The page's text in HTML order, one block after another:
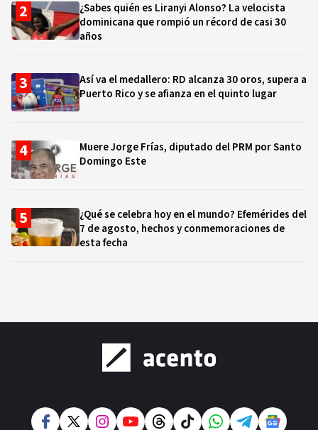
¿Sabes quién es Liranyi Alonso? La velocista
dominicana que rompió un récord de casi 30
años
Así va el medallero: RD alcanza 30 oros, supera a
Puerto Rico y se afianza en el quinto lugar
Muere Jorge Frías, diputado del PRM por Santo
Domingo Este
¿Qué se celebra hoy en el mundo? Efemérides del
7 de agosto, hechos y conmemoraciones de
esta fecha